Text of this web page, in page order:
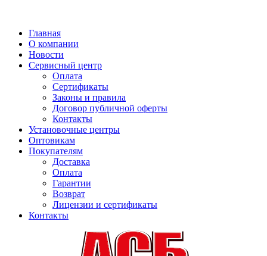
Главная
О компании
Новости
Сервисный центр
Оплата
Сертификаты
Законы и правила
Договор публичной оферты
Контакты
Установочные центры
Оптовикам
Покупателям
Доставка
Оплата
Гарантии
Возврат
Лицензии и сертификаты
Контакты